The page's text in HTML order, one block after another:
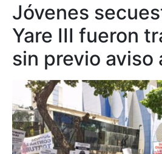
Jóvenes
Yare III fueron
sin previo aviso